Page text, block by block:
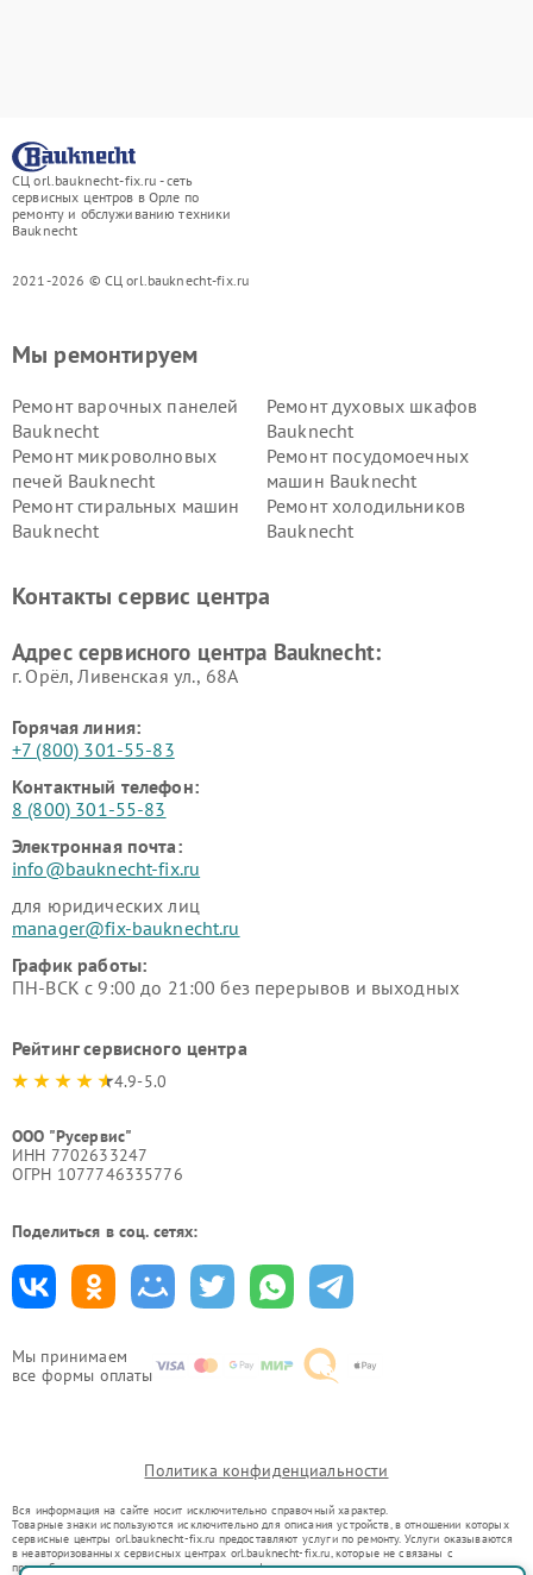
СЦ orl.bauknecht-fix.ru - сеть
сервисных центров в Орле по
ремонту и обслуживанию техники
Bauknecht
2021-2026 © СЦ orl.bauknecht-fix.ru
Мы принимаем
все формы оплаты
Мы ремонтируем
Ремонт варочных панелей
Bauknecht
Ремонт духовых шкафов
Bauknecht
Ремонт микроволновых
печей Bauknecht
Ремонт посудомоечных
машин Bauknecht
Ремонт стиральных машин
Bauknecht
Ремонт холодильников
Bauknecht
Контакты сервис центра
Адрес сервисного центра Bauknecht:
г. Орёл, Ливенская ул., 68А
Горячая линия:
+7 (800) 301-55-83
Контактный телефон:
8 (800) 301-55-83
Электронная почта:
info@bauknecht-fix.ru
для юридических лиц
manager@fix-bauknecht.ru
График работы:
ПН-ВСК с 9:00 до 21:00 без перерывов и выходных
Рейтинг сервисного центра
4.9-5.0
ООО "Русервис"
ИНН 7702633247
ОГРН 1077746335776
Поделиться в соц. сетях:
Политика конфиденциальности
Вся информация на сайте носит исключительно справочный характер.
Товарные знаки используются исключительно для описания устройств, в отношении которых
сервисные центры orl.bauknecht-fix.ru предоставляют услуги по ремонту. Услуги оказываются
в неавторизованных сервисных центрах orl.bauknecht-fix.ru, которые не связаны с
правообладателями товарных знаков или их официальными представителями.